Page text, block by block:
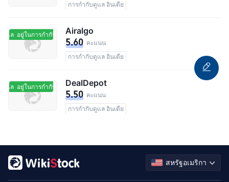
การกำกับดูแล อินเดีย
แล อยู่ในการกำกับดูแล Airalgo
5.60 คะแนน
การกำกับดูแล อินเดีย
แล อยู่ในการกำกับดูแล DealDepot
5.50 คะแนน
การกำกับดูแล อินเดีย
สหรัฐอเมริกา